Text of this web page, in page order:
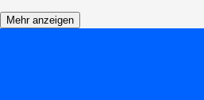
Mehr anzeigen